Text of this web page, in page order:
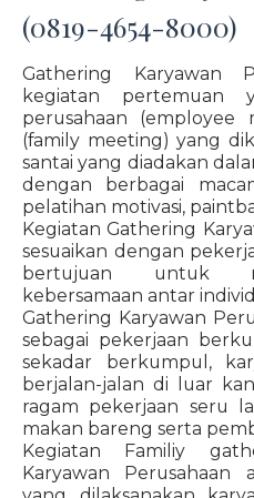
(0819-4654-8000)
Gathering Karyawan
kegiatan pertemuan
perusahaan
(family meeting) yang
santai yang diadakan
dengan berbagai
pelatihan motivasi,
Kegiatan Gathering
sesuaikan dengan
bertujuan untuk
kebersamaan antar
Gathering Karyawan
sebagai pekerjaan
sekadar berkumpul,
berjalan-jalan di luar
ragam pekerjaan seru
makan bareng serta
Kegiatan Familiy
Karyawan Perusahaan